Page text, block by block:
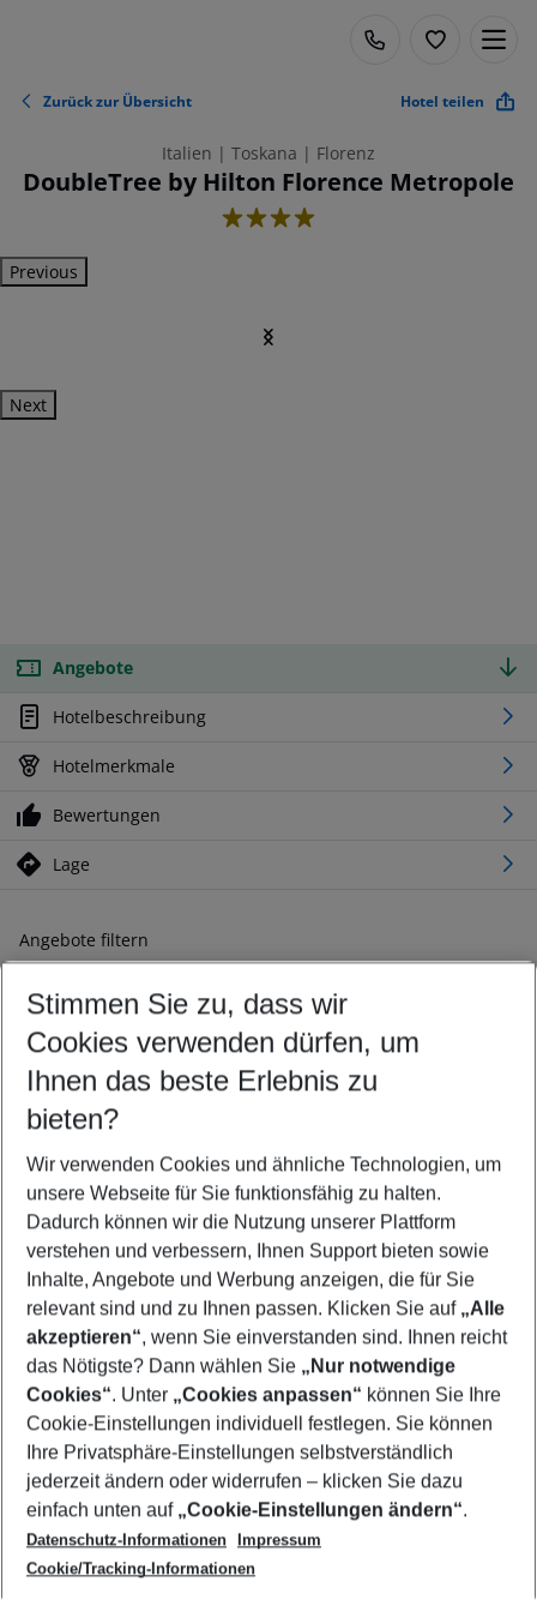
Zurück zur Übersicht Hotel teilen
Italien | Toskana | Florenz
DoubleTree by Hilton Florence Metropole
4
Previous
Next
Angebote
Hotelbeschreibung
Hotelmerkmale
Bewertungen
Lage
Angebote filtern
Ändern Sie Ihre Kriterien nach Ihren Wünschen
Abflughafen wählen
Beliebiger Abflughafen
Reisezeitraum wählen
10.08.26– 08.08.27 5-8 Nächte
2 Erwachsene Keine Kinder
Mehr Filter anzeigen
Footer
Footer navigation
Über uns
AGB
Cookie-Einstellungen ändern
Cookie-Richtlinie
Datenschutz
Service & Hilfe
Barrierefreies Reisen
Check-in
Folgen Sie uns
Stimmen Sie zu, dass wir
Cookies verwenden dürfen, um
Ihnen das beste Erlebnis zu
bieten?
Wir verwenden Cookies und ähnliche Technologien, um
unsere Webseite für Sie funktionsfähig zu halten.
Dadurch können wir die Nutzung unserer Plattform
verstehen und verbessern, Ihnen Support bieten sowie
Inhalte, Angebote und Werbung anzeigen, die für Sie
relevant sind und zu Ihnen passen. Klicken Sie auf „Alle
akzeptieren“, wenn Sie einverstanden sind. Ihnen reicht
das Nötigste? Dann wählen Sie „Nur notwendige
Cookies“. Unter „Cookies anpassen“ können Sie Ihre
Cookie-Einstellungen individuell festlegen. Sie können
Ihre Privatsphäre-Einstellungen selbstverständlich
jederzeit ändern oder widerrufen – klicken Sie dazu
einfach unten auf „Cookie-Einstellungen ändern“.
Datenschutz-Informationen
Impressum
Cookie/Tracking-Informationen